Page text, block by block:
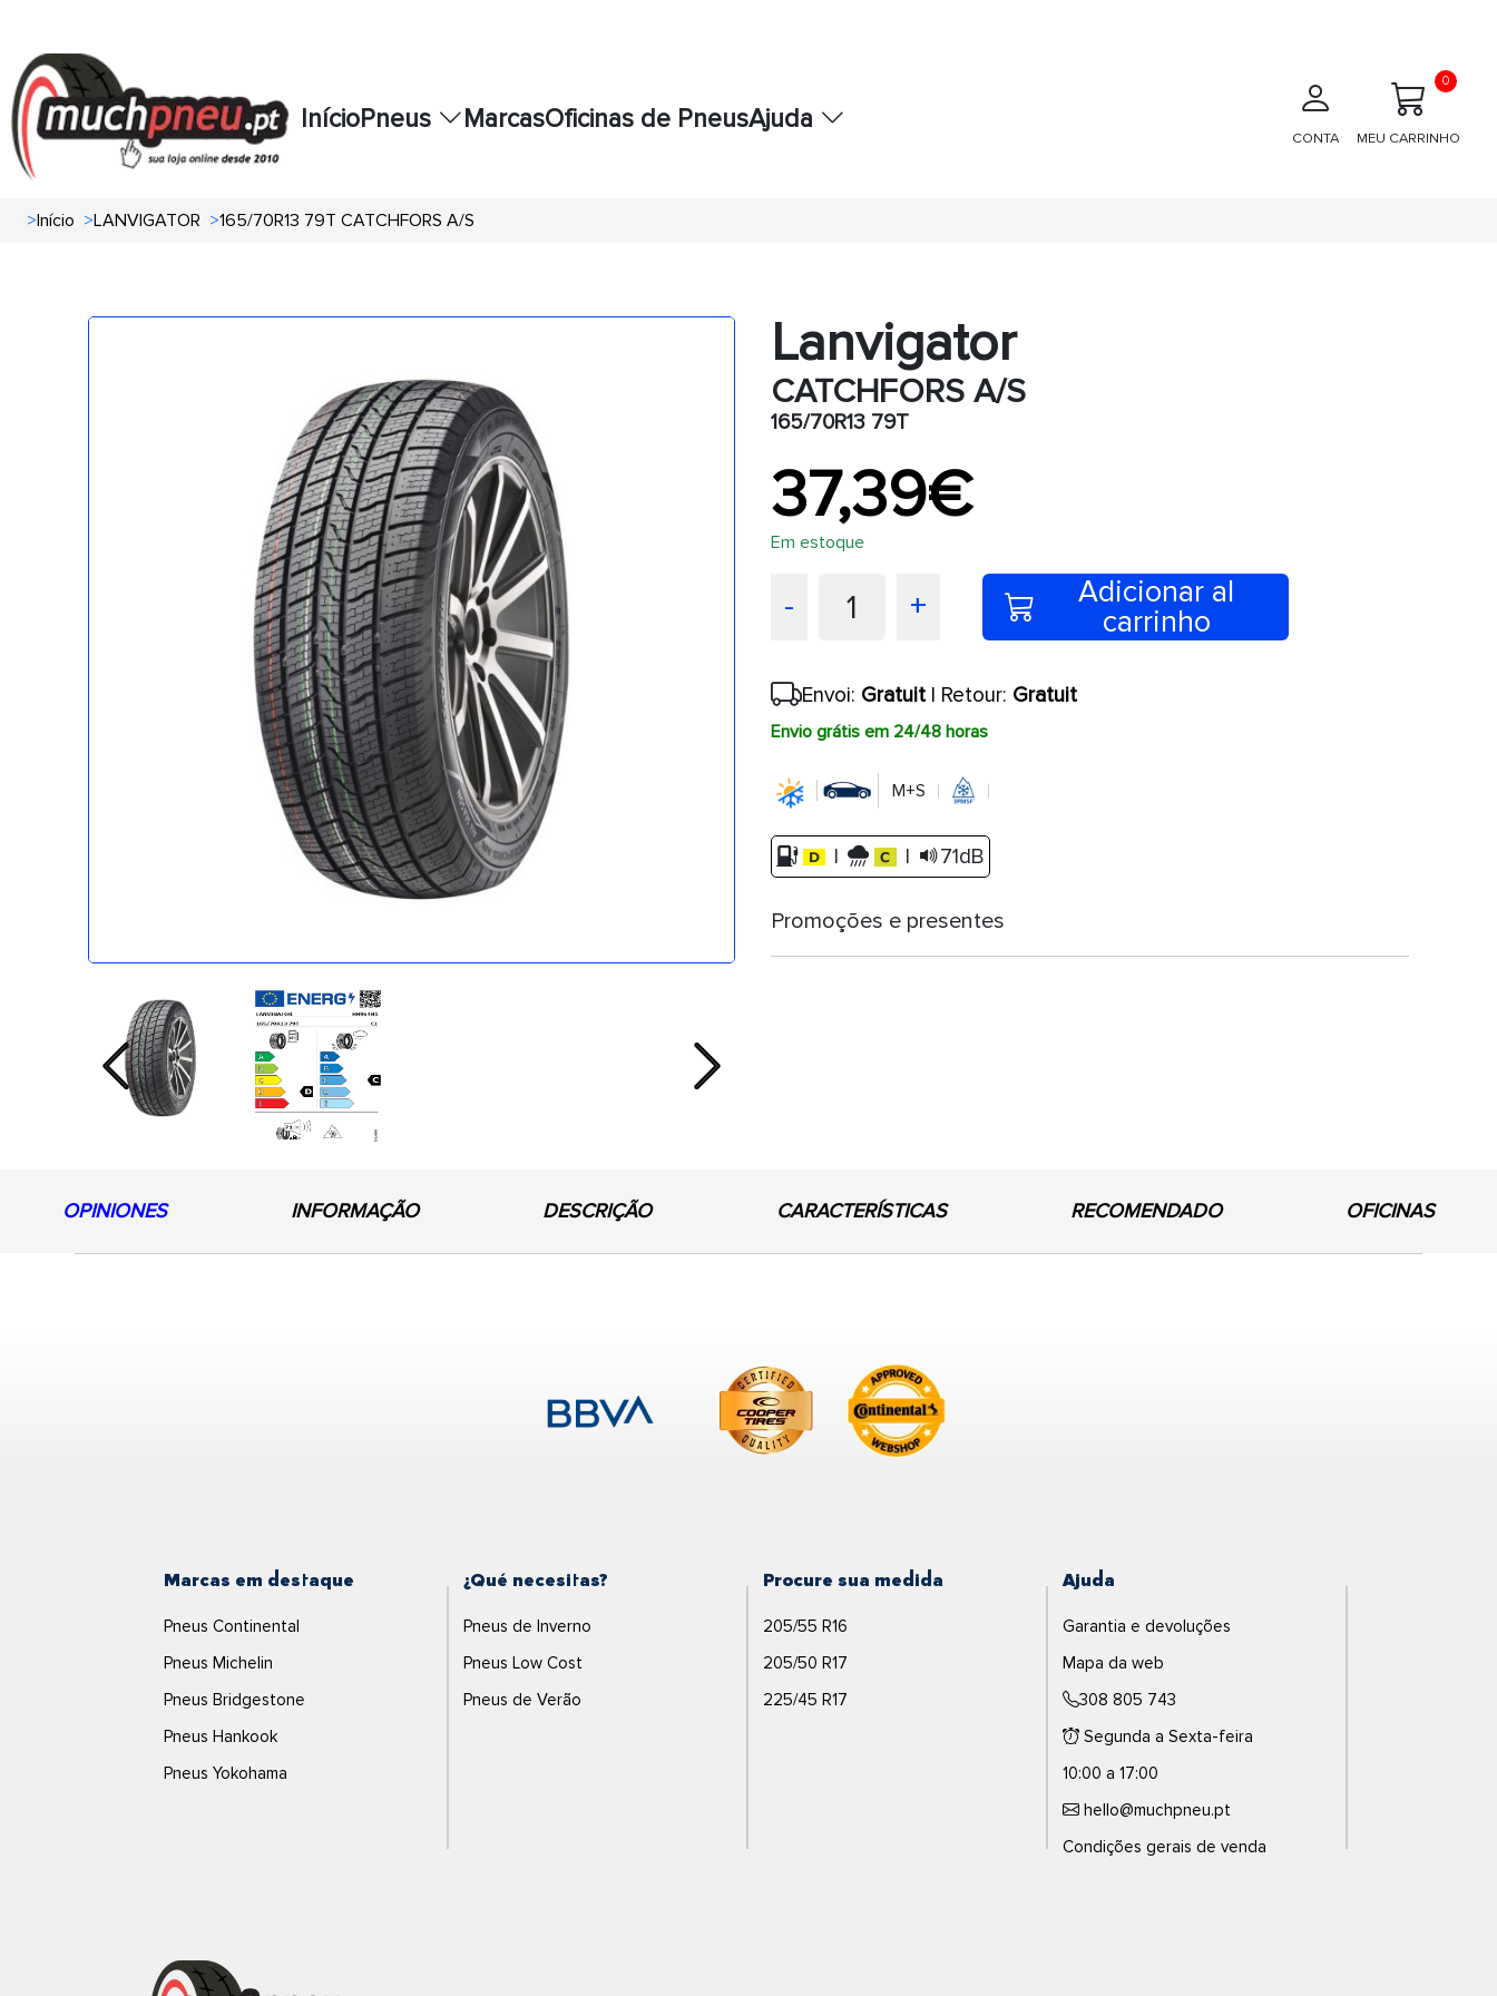
InícioPneus MarcasOficinas de PneusAjuda
CONTA MEU CARRINHO
0
>Início >LANVIGATOR >165/70R13 79T CATCHFORS A/S
Previous Next
Lanvigator
CATCHFORS A/S
165/70R13 79T
37,39€
Em estoque
- 1 +
Adicionar al
carrinho
Envoi: Gratuit| Retour: Gratuit
Envio grátis em 24/48 horas
M+S
| | 71dB
Promoções e presentes
OPINIONES INFORMAÇÃO DESCRIÇÃO CARACTERÍSTICAS RECOMENDADO OFICINAS
Marcas em destaque
Pneus Continental
Pneus Michelin
Pneus Bridgestone
Pneus Hankook
Pneus Yokohama
¿Qué necesitas?
Pneus de Inverno
Pneus Low Cost
Pneus de Verão
Procure sua medida
205/55 R16
205/50 R17
225/45 R17
Ajuda
Garantia e devoluções
Mapa da web
308 805 743
Segunda a Sexta-feira
10:00 a 17:00
hello@muchpneu.pt
Condições gerais de venda